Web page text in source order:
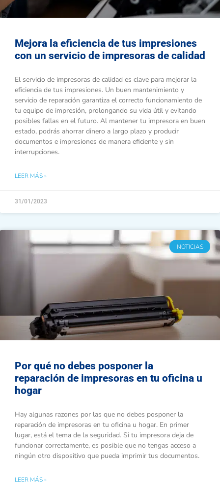
Mejora la eficiencia de tus impresiones
con un servicio de impresoras de calidad
El servicio de impresoras de calidad es clave para mejorar la
eficiencia de tus impresiones. Un buen mantenimiento y
servicio de reparación garantiza el correcto funcionamiento de
tu equipo de impresión, prolongando su vida útil y evitando
posibles fallas en el futuro. Al mantener tu impresora en buen
estado, podrás ahorrar dinero a largo plazo y producir
documentos e impresiones de manera eficiente y sin
interrupciones.
LEER MÁS »
31/01/2023
NOTICIAS
Por qué no debes posponer la
reparación de impresoras en tu oficina u
hogar
Hay algunas razones por las que no debes posponer la
reparación de impresoras en tu oficina u hogar. En primer
lugar, está el tema de la seguridad. Si tu impresora deja de
funcionar correctamente, es posible que no tengas acceso a
ningún otro dispositivo que pueda imprimir tus documentos.
LEER MÁS »